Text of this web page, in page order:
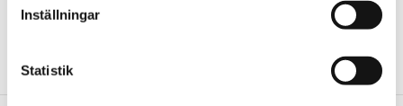
Inställningar
Statistik